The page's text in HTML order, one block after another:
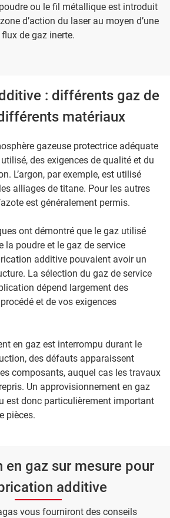
ou le fil métallique est introduit
d’action du laser au moyen d’une
de gaz inerte.
: différents gaz de
matériaux
gazeuse protectrice adéquate
des exigences de qualité et du
L’argon, par exemple, est utilisé
alliages de titane. Pour les autres
est généralement permis.
ont démontré que le gaz utilisé
la poudre et le gaz de service
additive pouvaient avoir un
La sélection du gaz de service
dépend largement des
et de vos exigences
en gaz est interrompu durant le
des défauts apparaissent
composants, auquel cas les travaux
Un approvisionnement en gaz
est donc particulièrement important
pièces.
gaz sur mesure pour
additive
vous fourniront des conseils